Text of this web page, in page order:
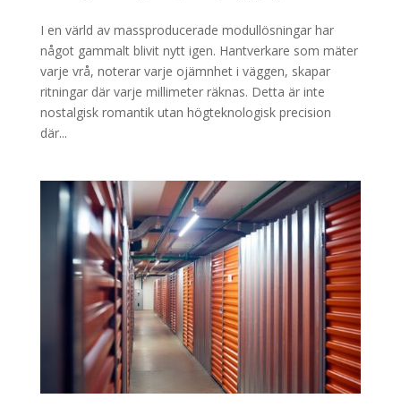
I en värld av massproducerade modullösningar har
något gammalt blivit nytt igen. Hantverkare som mäter
varje vrå, noterar varje ojämnhet i väggen, skapar
ritningar där varje millimeter räknas. Detta är inte
nostalgisk romantik utan högteknologisk precision
där...